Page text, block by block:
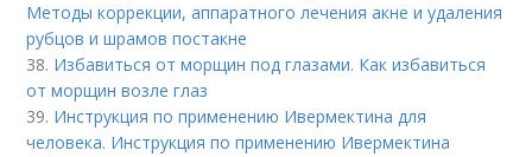
Методы коррекции, аппаратного лечения акне и удаления
рубцов и шрамов постакне
38. Избавиться от морщин под глазами. Как избавиться
от морщин возле глаз
39. Инструкция по применению Ивермектина для
человека. Инструкция по применению Ивермектина